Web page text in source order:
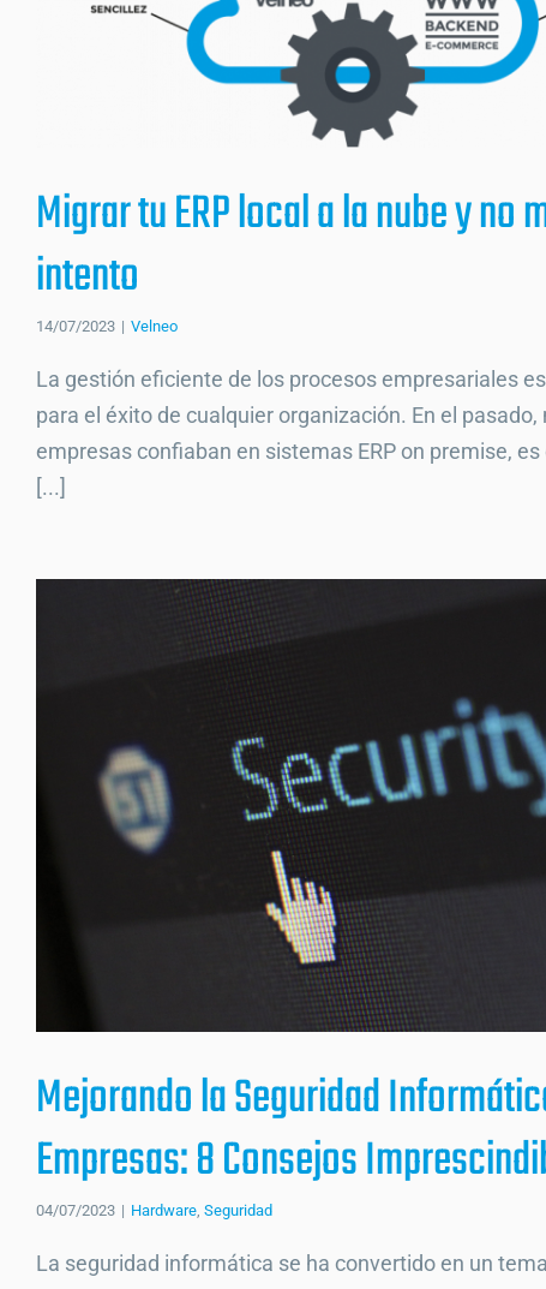
Migrar tu ERP local a la nube y no
intento
14/07/2023 | Velneo
La gestión eficiente de los procesos empresariales
para el éxito de cualquier organización. En el pasado,
empresas confiaban en sistemas ERP on premise,
[...]
Mejorando la Seguridad
Empresas: 8 Consejos
04/07/2023 | Hardware Seguridad
La seguridad informática se ha convertido en un